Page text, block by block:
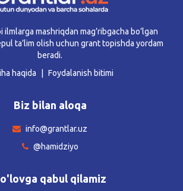
mashriqdan mag’ribgacha bo’lgan
ta’lim olish uchun grant topishda yordam
beradi.
haqida
Foydalanish bitimi
Biz bilan aloqa
info@grantlar.uz
@hamidziyo
qabul qilamiz